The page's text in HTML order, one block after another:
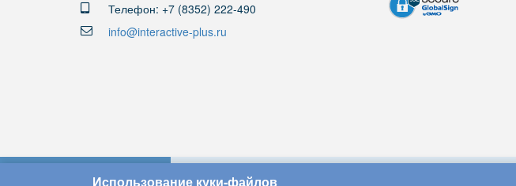
Телефон: +7 (8352) 222-490
info@interactive-plus.ru
Использование куки-файлов